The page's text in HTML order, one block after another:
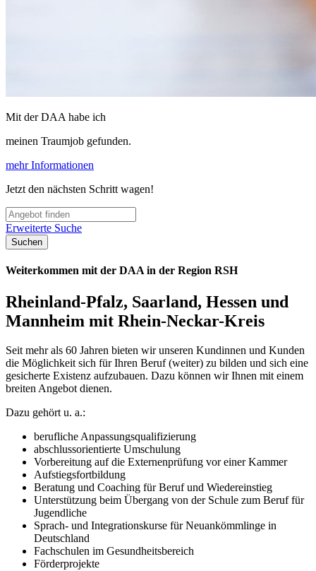
Mit der DAA habe ich
meinen Traumjob gefunden.
mehr Informationen
Jetzt den nächsten Schritt wagen!
Erweiterte Suche
Suchen
Weiterkommen mit der DAA in der Region RSH
Rheinland-Pfalz, Saarland, Hessen und
Mannheim mit Rhein-Neckar-Kreis
Seit mehr als 60 Jahren bieten wir unseren Kundinnen und Kunden
die Möglichkeit sich für Ihren Beruf (weiter) zu bilden und sich eine
gesicherte Existenz aufzubauen. Dazu können wir Ihnen mit einem
breiten Angebot dienen.
Dazu gehört u. a.:
berufliche Anpassungsqualifizierung
abschlussorientierte Umschulung
Vorbereitung auf die Externenprüfung vor einer Kammer
Aufstiegsfortbildung
Beratung und Coaching für Beruf und Wiedereinstieg
Unterstützung beim Übergang von der Schule zum Beruf für
Jugendliche
Sprach- und Integrationskurse für Neuankömmlinge in
Deutschland
Fachschulen im Gesundheitsbereich
Förderprojekte